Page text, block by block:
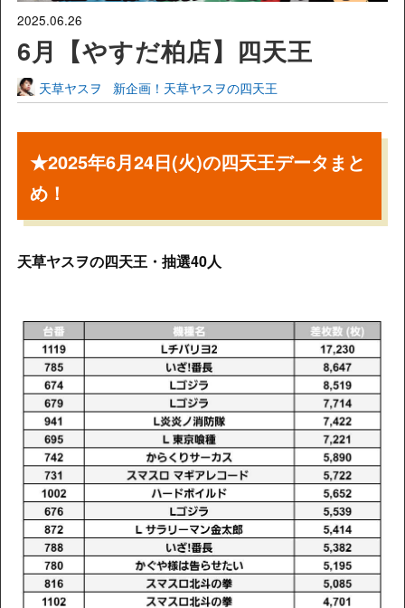
2025.06.26
6月【やすだ柏店】四天王
天草ヤスヲ 新企画！天草ヤスヲの四天王
★2025年6月24日(火)の四天王データまと
め！
天草ヤスヲの四天王・抽選40人